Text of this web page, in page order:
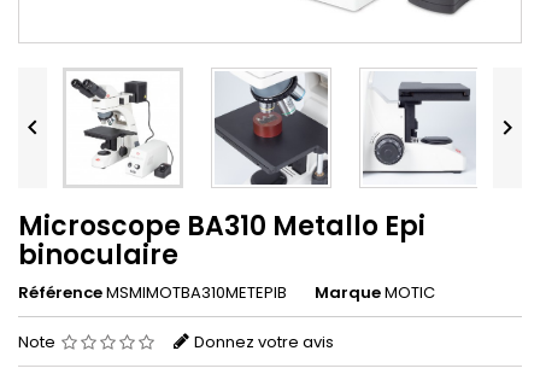
 
Microscope BA310 Metallo Epi
binoculaire
RéférenceMSMIMOTBA310METEPIB MarqueMOTIC
Note Donnez votre avis